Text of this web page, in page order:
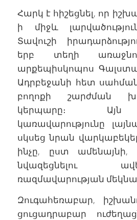
Հարկ է հիշեցնել, որ
ի միջև
Տավուշի
երբ տեղի
արքեպիսկոպոս
Ադրբեջանի հետ
բողոքի շարժման
կերպարը։
կառավարությունը
սկսեց նրան
ինչը, ըստ ամենայնի,
նվազեցնելու
ռազմավարության
Զուգահեռաբար,
ցուցադրաբար